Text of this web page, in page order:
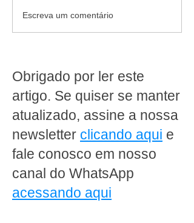
Vai abrir ou reformar uma
Escreva um comentário
Obrigado por ler este
artigo. Se quiser se manter
atualizado, assine a nossa
newsletter clicando aqui e
fale conosco em nosso
canal do WhatsApp
acessando aqui